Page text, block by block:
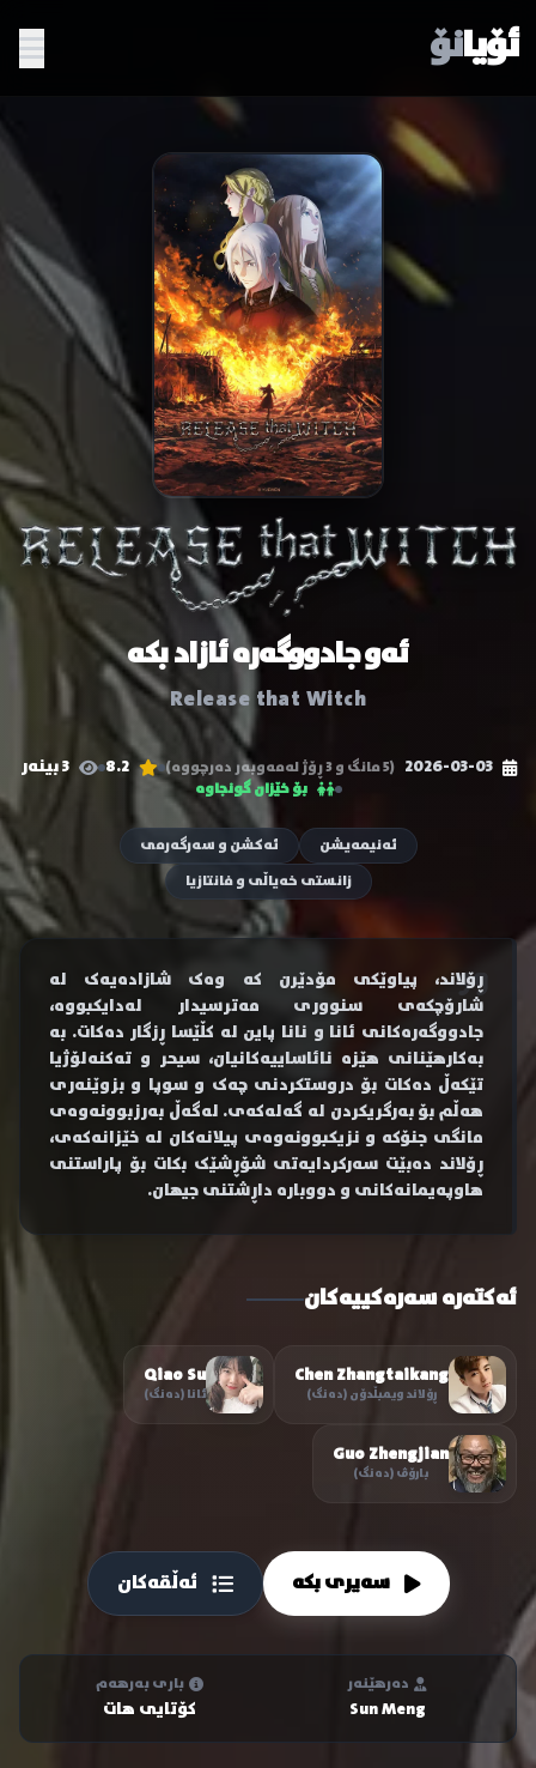
ئۆیانۆ
ئەو جادووگەرە ئازاد بکە
Release that Witch
2026-03-03 (5 مانگ و 3 ڕۆژ لەمەوبەر دەرچووە) 8.2 3 بینەر
بۆ خێزان گونجاوە
ئەنیمەیشن
ئەکشن و سەرگەرمی
زانستی خەیاڵی و فانتازیا
ڕۆلاند، پیاوێکی مۆدێرن کە وەک شازادەیەک لە
شارۆچکەی سنووری مەترسیدار لەدایکبووە،
جادووگەرەکانی ئانا و نانا پاین لە کڵێسا ڕزگار دەکات. بە
بەکارهێنانی هێزە نائاساییەکانیان، سیحر و تەکنەلۆژیا
تێکەڵ دەکات بۆ دروستکردنی چەک و سوپا و بزوێنەری
هەڵم بۆ بەرگریکردن لە گەلەکەی. لەگەڵ بەرزبوونەوەی
مانگی جنۆکە و نزیکبوونەوەی پیلانەکان لە خێزانەکەی،
ڕۆلاند دەبێت سەرکردایەتی شۆڕشێک بکات بۆ پاراستنی
هاوپەیمانەکانی و دووبارە داڕشتنی جیهان.
ئەکتەرە سەرەکییەکان
Chen Zhangtaikang
ڕۆلاند ویمبڵدۆن (دەنگ)
Qiao Su
ئانا (دەنگ)
Guo Zhengjian
بارۆڤ (دەنگ)
سەیری بکە ئەڵقەکان
دەرهێنەر
Sun Meng
باری بەرهەم
کۆتایی هات